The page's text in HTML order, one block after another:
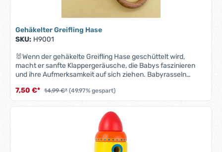
Gehäkelter Greifling Hase
SKU: H9001
🐰Wenn der gehäkelte Greifling Hase geschüttelt wird,
macht er sanfte Klappergeräusche, die Babys faszinieren
und ihre Aufmerksamkeit auf sich ziehen. Babyrasseln
Sinne und die Feinmotorik eines Babys zu entwickeln.Bitte
beachte, dass aufgrund der Fertigung von Hand kleine
Abweichungen in Größe und Form auftreten können.
7,50 €* 14,99 €* (49.97% gespart)